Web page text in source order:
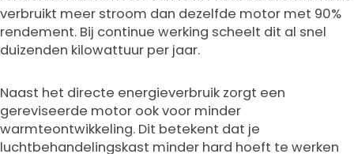
verbruikt meer stroom dan dezelfde motor met 90%
rendement. Bij continue werking scheelt dit al snel
duizenden kilowattuur per jaar.
Naast het directe energieverbruik zorgt een
gereviseerde motor ook voor minder
warmteontwikkeling. Dit betekent dat je
luchtbehandelingskast minder hard hoeft te werken